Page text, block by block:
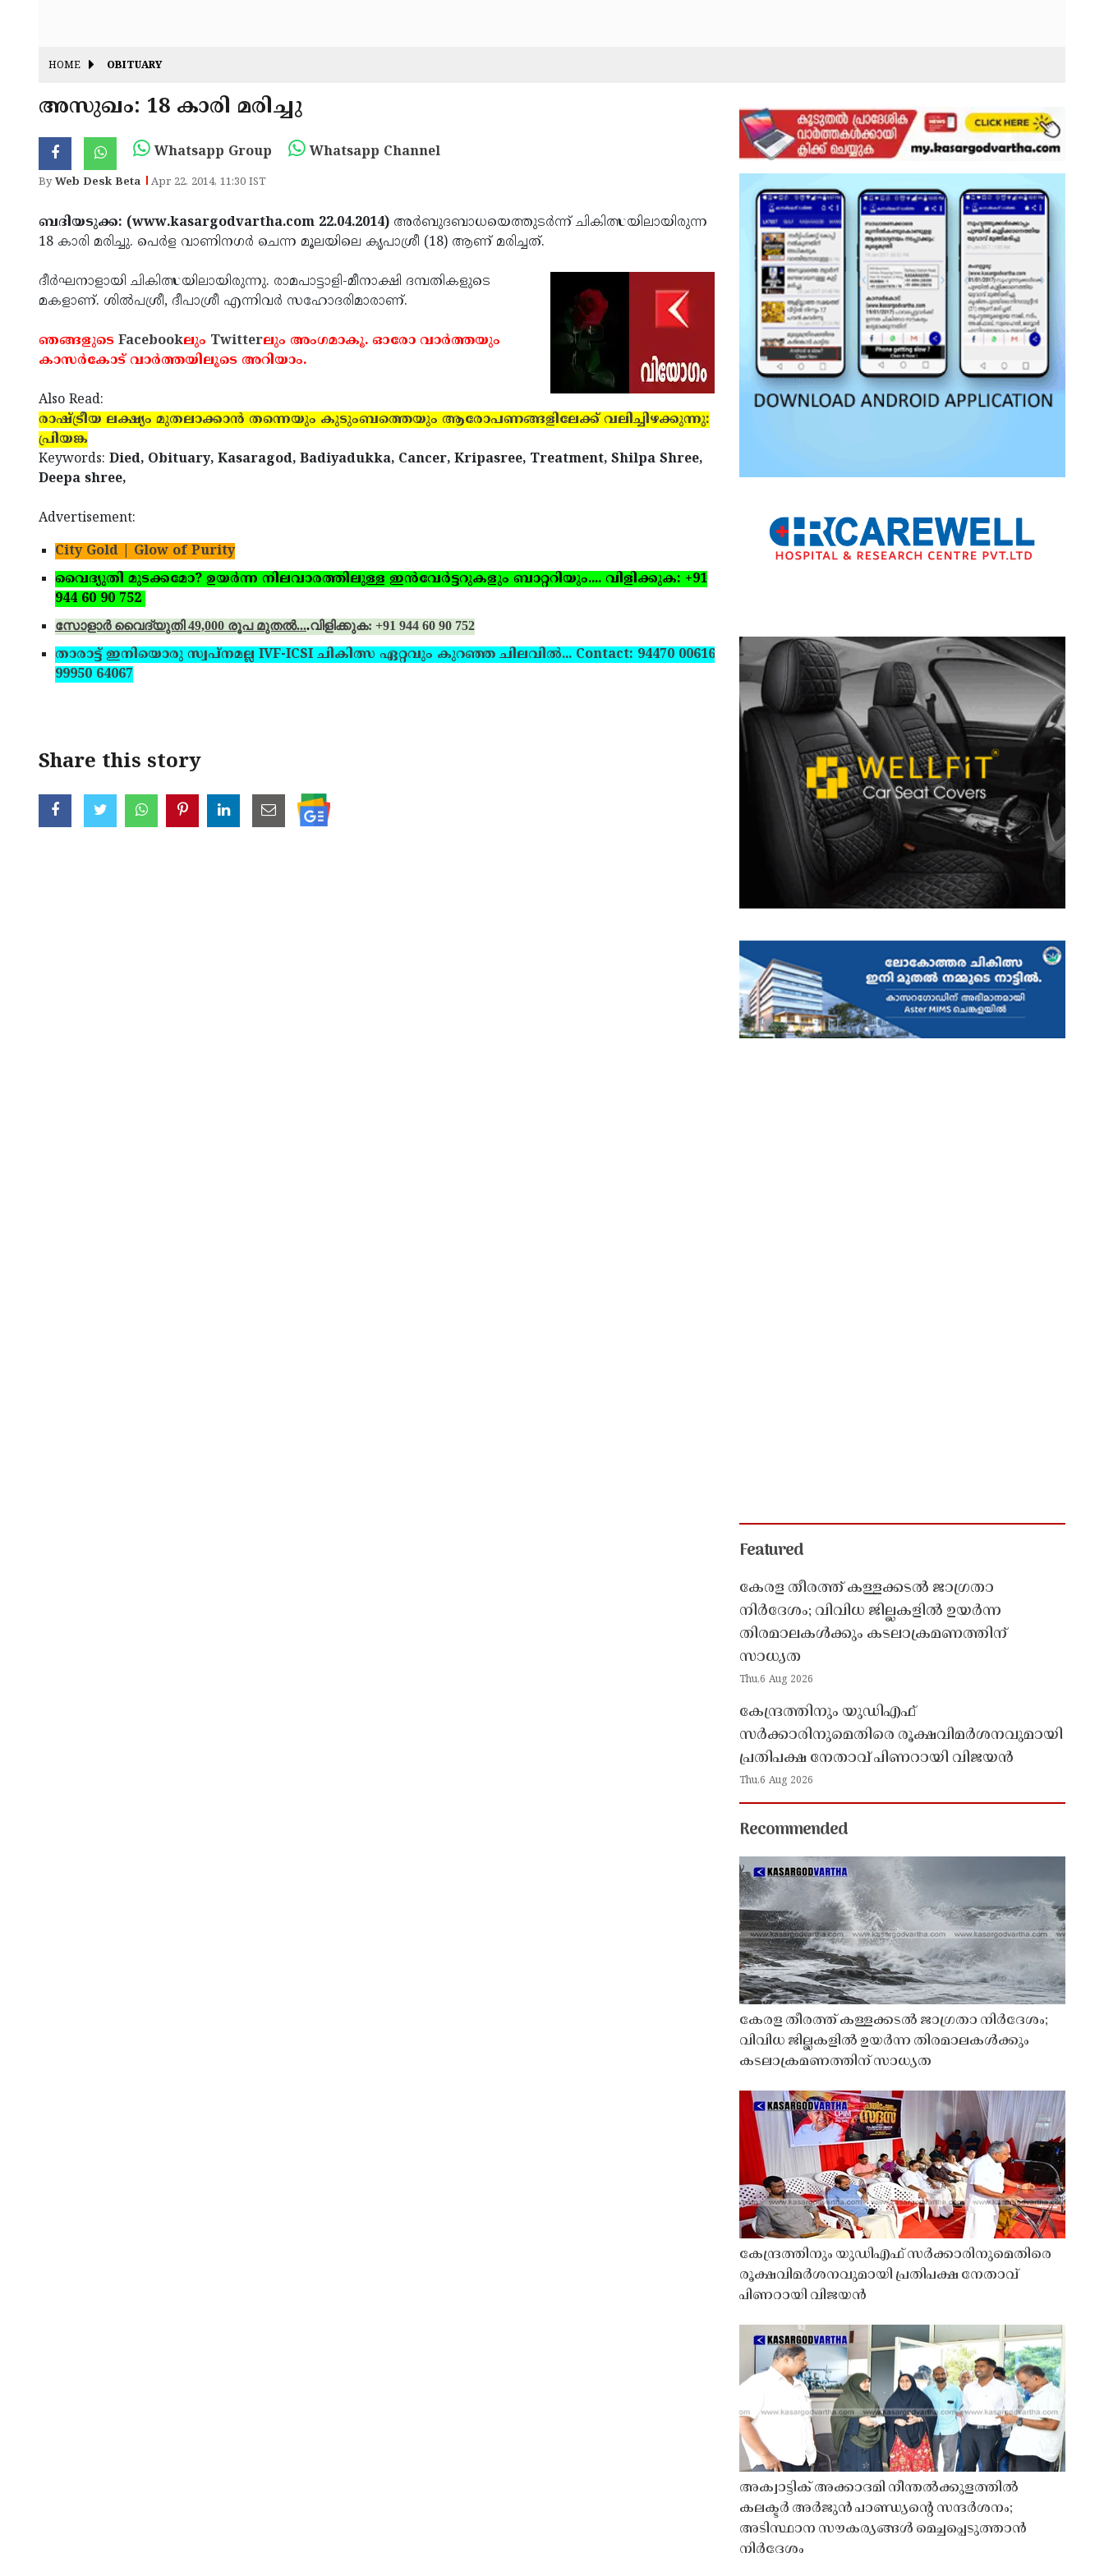
HOME OBITUARY
അസുഖം: 18 കാരി മരിച്ചു
Whatsapp Group Whatsapp Channel
ByWeb Desk Beta Apr 22, 2014, 11:30 IST
ബദിയടുക്ക: (www.kasargodvartha.com 22.04.2014) അര്‍ബുദബാധയെത്തുടര്‍ന്ന് ചികിത്സയിലായിരുന്ന
18 കാരി മരിച്ചു. പെര്‍ള വാണിനഗര്‍ ചെന്ന മൂലയിലെ കൃപാശ്രീ (18) ആണ് മരിച്ചത്.
ദീര്‍ഘനാളായി ചികിത്സയിലായിരുന്നു. രാമപാട്ടാളി-മീനാക്ഷി ദമ്പതികളുടെ
മകളാണ്. ശില്‍പശ്രീ, ദീപാശ്രീ എന്നിവര്‍ സഹോദരിമാരാണ്.
ഞങ്ങളുടെ Facebookലും Twitterലും അംഗമാകൂ. ഓരോ വാര്‍ത്തയും
കാസര്‍കോട് വാര്‍ത്തയിലൂടെ അറിയാം.
Also Read:
രാഷ്ട്രീയ ലക്ഷ്യം മുതലാക്കാന്‍ തന്നെയും കുടുംബത്തെയും ആരോപണങ്ങളിലേക്ക് വലിച്ചിഴക്കുന്നു:
പ്രിയങ്ക
Keywords: Died, Obituary, Kasaragod, Badiyadukka, Cancer, Kripasree, Treatment, Shilpa Shree,
Deepa shree,
Advertisement:
City Gold | Glow of Purity
വൈദ്യുതി മുടക്കമോ? ഉയര്‍ന്ന നിലവാരത്തിലുള്ള ഇന്‍വേര്‍ട്ടറുകളും ബാറ്ററിയും.... വിളിക്കുക: +91
944 60 90 752
സോളാര്‍ വൈദ്യുതി 49,000 രൂപ മുതല്‍....വിളിക്കുക: +91 944 60 90 752
താരാട്ട് ഇനിയൊരു സ്വപ്‌നമല്ല IVF-ICSI ചികിത്സ ഏറ്റവും കുറഞ്ഞ ചിലവില്‍... Contact: 94470 00616,
99950 64067
Share this story
Featured
കേരള തീരത്ത് കള്ളക്കടൽ ജാഗ്രതാ
നിർദേശം; വിവിധ ജില്ലകളിൽ ഉയർന്ന
തിരമാലകൾക്കും കടലാക്രമണത്തിന്
സാധ്യത
Thu,6 Aug 2026
കേന്ദ്രത്തിനും യുഡിഎഫ്
സർക്കാരിനുമെതിരെ രൂക്ഷവിമർശനവുമായി
പ്രതിപക്ഷ നേതാവ് പിണറായി വിജയൻ
Thu,6 Aug 2026
Recommended
കേരള തീരത്ത് കള്ളക്കടൽ ജാഗ്രതാ നിർദേശം;
വിവിധ ജില്ലകളിൽ ഉയർന്ന തിരമാലകൾക്കും
കടലാക്രമണത്തിന് സാധ്യത
കേന്ദ്രത്തിനും യുഡിഎഫ് സർക്കാരിനുമെതിരെ
രൂക്ഷവിമർശനവുമായി പ്രതിപക്ഷ നേതാവ്
പിണറായി വിജയൻ
അക്വാട്ടിക് അക്കാദമി നീന്തൽക്കുളത്തിൽ
കലക്ടർ അർജുൻ പാണ്ഡ്യൻ്റെ സന്ദർശനം;
അടിസ്ഥാന സൗകര്യങ്ങൾ മെച്ചപ്പെടുത്താൻ
നിർദേശം